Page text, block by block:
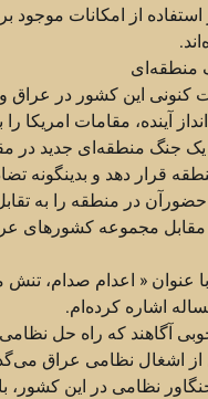
از امکانات موجود
منطقه‌ای
کنونی این کشور در عراق
آینده، مقامات امریکا
یک جنگ منطقه‌ای جدید در
قرار دهد و بدینگونه
حضورآن در منطقه را به
مقابل مجموعه کشورهای
عنوان « اعدام صدام،
اشاره کرده‌ام.
آگاهند که راه حل
اشغال نظامی عراق
نظامی در این کشور،